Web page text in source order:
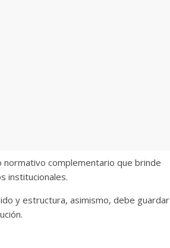
normativo complementario que brinde
institucionales.
y estructura, asimismo, debe guardar